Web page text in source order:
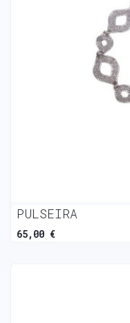
PULSEIRA
65,00 €